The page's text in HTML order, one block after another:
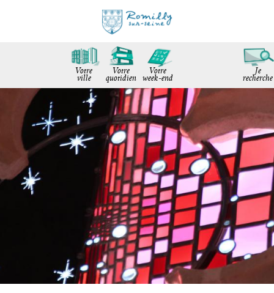
Je
recherche
Votre
ville
Votre
quotidien
Votre
week-end